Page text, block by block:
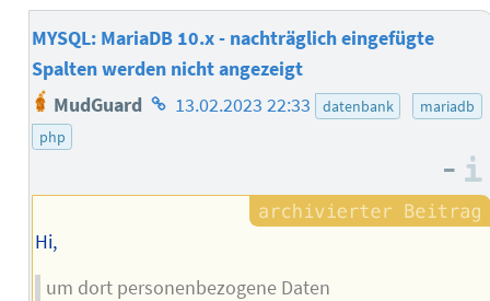
MYSQL: MariaDB 10.x - nachträglich eingefügte
Spalten werden nicht angezeigt
MudGuard Homepage
13.02.2023 22:33 datenbank
mariadb
php
–
Hi,
um dort personenbezogene Daten